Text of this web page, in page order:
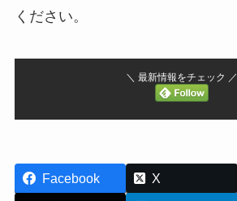
ください。
＼ 最新情報をチェック ／
Facebook X